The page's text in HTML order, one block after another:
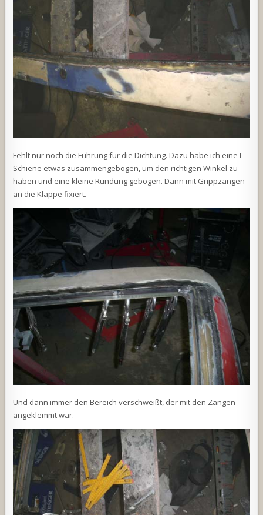
Fehlt nur noch die Führung für die Dichtung. Dazu habe ich eine L-
Schiene etwas zusammengebogen, um den richtigen Winkel zu
haben und eine kleine Rundung gebogen. Dann mit Grippzangen
an die Klappe fixiert.
Und dann immer den Bereich verschweißt, der mit den Zangen
angeklemmt war.